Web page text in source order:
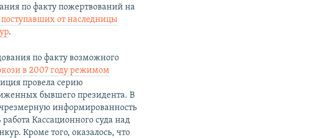
по факту пожертвований на
поступавших от наследницы
.
по факту возможного
в 2007 году режимом
провела серию
бывшего президента. В
чрезмерную информированность
Кассационного суда над
Кроме того, оказалось, что